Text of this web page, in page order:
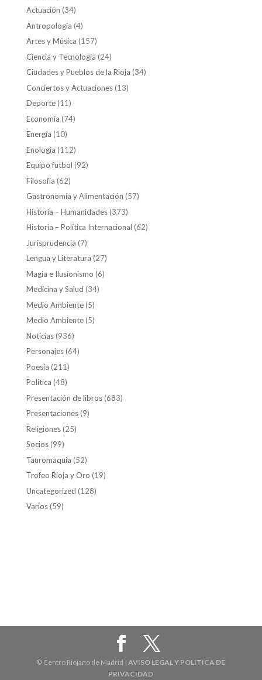
Actuación (34)
Antropología (4)
Artes y Música (157)
Ciencia y Tecnología (24)
Ciudades y Pueblos de la Rioja (34)
Conciertos y Actuaciones(13)
Deporte(11)
Economía (74)
Energía (10)
Enología (112)
Equipo futbol (92)
Filosofía (62)
Gastronomía y Alimentación (57)
Historia – Humanidades(373)
Historia – Política Internacional (62)
Jurisprudencia (7)
Lengua y Literatura (27)
Magia e Ilusionismo (6)
Medicina y Salud (34)
Medio Ambiente(5)
Medio Ambiente(5)
Noticias(936)
Personajes(64)
Poesía (211)
Política (48)
Presentación de libros(683)
Presentaciones(9)
Religiones(25)
Socios(99)
Tauromaquia (52)
Trofeo Rioja y Oro (19)
Uncategorized (128)
Varios(59)
© Centro Riojano de Madrid |AVISO LEGAL Y POLITICA DE
PRIVACIDAD